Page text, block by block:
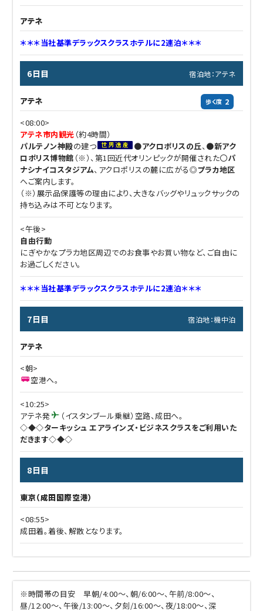
アテネ
＊＊＊当社基準デラックスクラスホテルに2連泊＊＊＊
6日目 宿泊地：アテネ
歩く度 2
アテネ
<08:00>
アテネ市内観光 （約4時間）
パルテノン神殿の建つ ●アクロポリスの丘、●新アク
ロポリス博物館 （※）、第1回近代オリンピックが開催された〇パ
ナシナイコスタジアム、アクロポリスの麓に広がる◎プラカ地区
へご案内します。
（※）展示品保護等の理由により、大きなバッグやリュックサックの
持ち込みは不可となります。
<午後>
自由行動
にぎやかなプラカ地区周辺でのお食事やお買い物など、ご自由に
お過ごしください。
＊＊＊当社基準デラックスクラスホテルに2連泊＊＊＊
7日目 宿泊地：機中泊
アテネ
<朝>
空港へ。
<10:25>
アテネ発
（イスタンブール乗継）空路、成田へ。
◇◆◇ターキッシュ エアラインズ・ビジネスクラスをご利用いた
だきます◇◆◇
8日目
東京（成田国際空港）
<08:55>
成田着。着後、解散となります。
※時間帯の目安 早朝/4:00～、朝/6:00～、午前/8:00～、
昼/12:00～、午後/13:00～、夕刻/16:00～、夜/18:00～、深